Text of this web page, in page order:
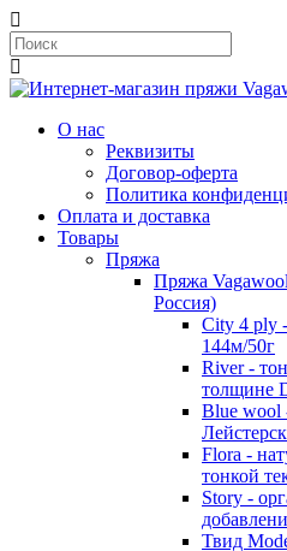
О нас
Реквизиты
Договор-оферта
Политика
Оплата и доставка
Товары
Пряжа
Пряжа
Россия)
City 4 ply
144м/50г
River -
толщине
Blue wool
Flora -
тонкой
Story -
Твид